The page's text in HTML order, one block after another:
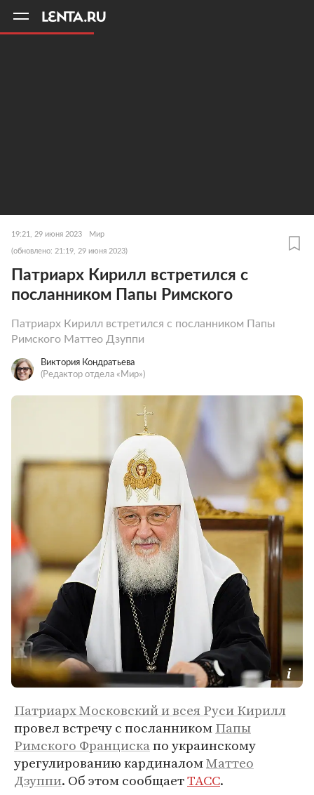
19:21, 29 июня 2023 Мир
(обновлено: 21:19, 29 июня 2023)
Патриарх Кирилл встретился с
посланником Папы Римского
Патриарх Кирилл встретился с посланником Папы
Римского Маттео Дзуппи
Виктория Кондратьева
(Редактор отдела «Мир»)
Патриарх Московский и всея Руси Кирилл
провел встречу с посланникомПапы
Римского Францискапо украинскому
урегулированию кардиналомМаттео
Дзуппи. Об этом сообщаетТАСС.